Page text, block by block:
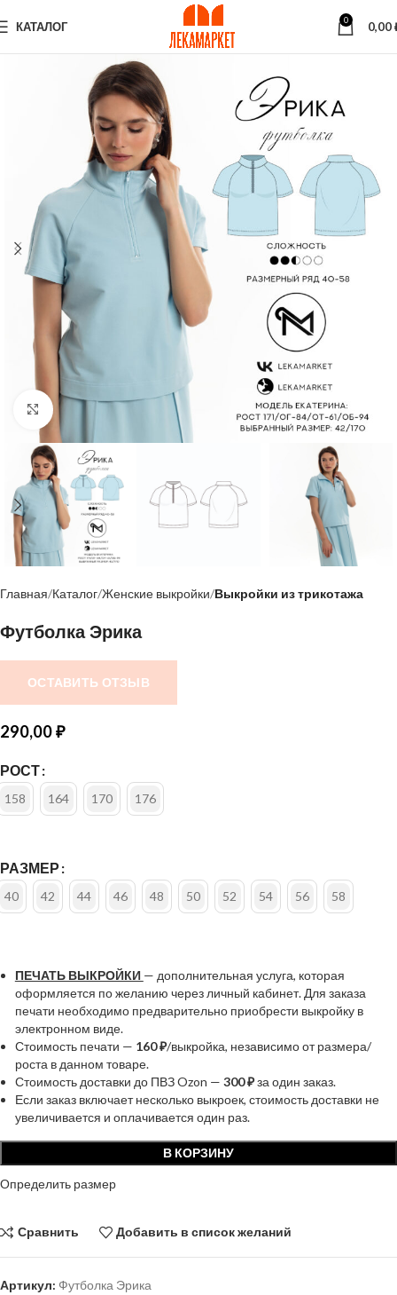
КАТАЛОГ 0 0,00
Нажмите, чтобы увеличить
Главная Каталог Женские выкройки Выкройки из трикотажа
Футболка Эрика
ОСТАВИТЬ ОТЗЫВ
290,00₽
РОСТ
158 164 170 176
РАЗМЕР
40 42 44 46 48 50 52 54 56 58
ПЕЧАТЬ ВЫКРОЙКИ — дополнительная услуга, которая
оформляется по желанию через личный кабинет. Для заказа
печати необходимо предварительно приобрести выкройку в
электронном виде.
Стоимость печати — 160 ₽/выкройка, независимо от размера/
роста в данном товаре.
Стоимость доставки до ПВЗ Ozon — 300 ₽за один заказ.
Если заказ включает несколько выкроек, стоимость доставки не
увеличивается и оплачивается один раз.
В КОРЗИНУ
Определить размер
Сравнить Добавить в список желаний
Артикул: Футболка Эрика